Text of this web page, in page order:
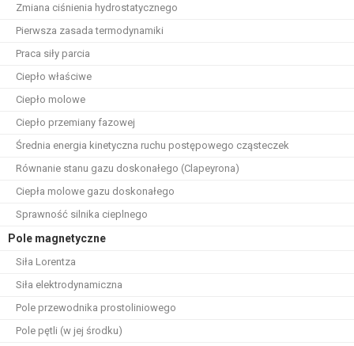
Zmiana ciśnienia hydrostatycznego
Pierwsza zasada termodynamiki
Praca siły parcia
Ciepło właściwe
Ciepło molowe
Ciepło przemiany fazowej
Średnia energia kinetyczna ruchu postępowego cząsteczek
Równanie stanu gazu doskonałego (Clapeyrona)
Ciepła molowe gazu doskonałego
Sprawność silnika cieplnego
Pole magnetyczne
Siła Lorentza
Siła elektrodynamiczna
Pole przewodnika prostoliniowego
Pole pętli (w jej środku)